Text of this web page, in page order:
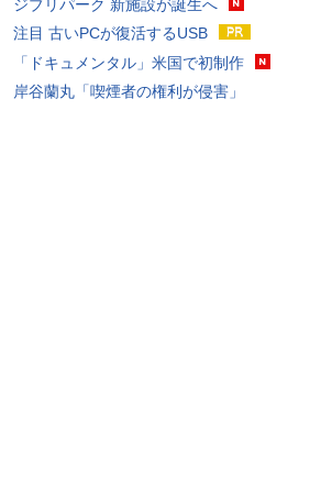
ジブリパーク 新施設が誕生へ
注目 古いPCが復活するUSB
「ドキュメンタル」米国で初制作
岸谷蘭丸「喫煙者の権利が侵害」